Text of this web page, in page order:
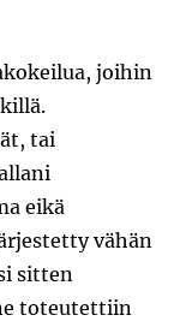
joihin
tai
eikä
vähän
sitten
toteutettiin